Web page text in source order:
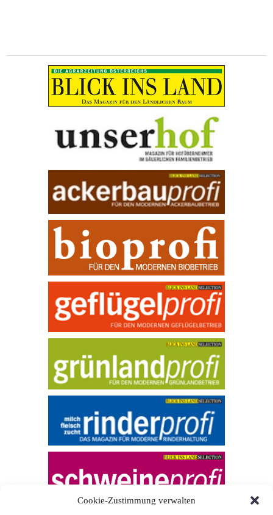
Cookie-Zustimmung verwalten